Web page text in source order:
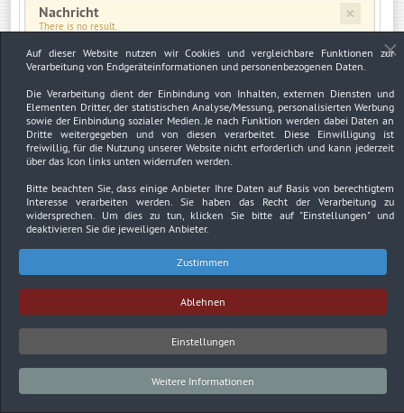
×
Nachricht
There is no result.
×
Warnung
JUser: :_load: Fehler beim Laden des Benutzers mit der ID: 3046
Impressum
Datenschutzerklärung Urheberrechtsnachweise
Copyright © 2026. Bundesverband Deutscher
Sachverständiger und Fachgutachter BDSF e.V..
Auf dieser Website nutzen wir Cookies und vergleichbare Funktionen zur
Verarbeitung von Endgeräteinformationen und personenbezogenen Daten.
Die Verarbeitung dient der Einbindung von Inhalten, externen Diensten und
Elementen Dritter, der statistischen Analyse/Messung, personalisierten Werbung
sowie der Einbindung sozialer Medien. Je nach Funktion werden dabei Daten an
Dritte weitergegeben und von diesen verarbeitet. Diese Einwilligung ist
freiwillig, für die Nutzung unserer Website nicht erforderlich und kann jederzeit
über das Icon links unten widerrufen werden.
Bitte beachten Sie, dass einige Anbieter Ihre Daten auf Basis von berechtigtem
Interesse verarbeiten werden. Sie haben das Recht der Verarbeitung zu
widersprechen. Um dies zu tun, klicken Sie bitte auf "Einstellungen"und
deaktivieren Sie die jeweiligen Anbieter.
Zustimmen
Ablehnen
Einstellungen
Weitere Informationen